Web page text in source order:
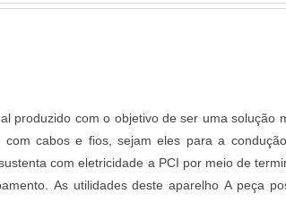
DE SENSOR DE FLUXOSe
tem em seu escopo sensores e conversores
e assertividade, pequenos detalhes,
e seriedade da empresa.Existem muitas
e autoridade em sua área de
melhor escolha quando pesquisar por
produzido com o objetivo de ser uma solução
cabos e fios, sejam eles para a
com eletricidade a PCI por meio de
As utilidades deste aparelho A peça